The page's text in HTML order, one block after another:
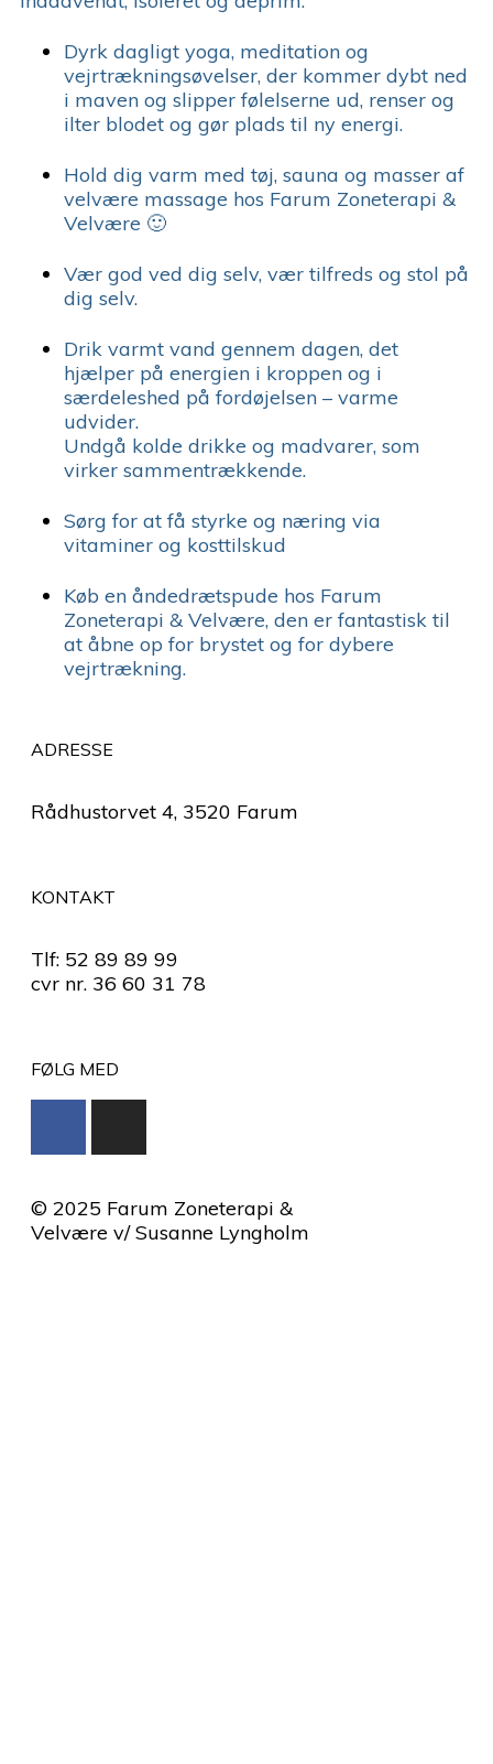
Dyrk dagligt yoga, meditation og
vejrtrækningsøvelser, der kommer dybt ned
i maven og slipper følelserne ud, renser og
ilter blodet og gør plads til ny energi.
Hold dig varm med tøj, sauna og masser af
velvære massage hos Farum Zoneterapi &
Velvære 🙂
Vær god ved dig selv, vær tilfreds og stol på
dig selv.
Drik varmt vand gennem dagen, det
hjælper på energien i kroppen og i
særdeleshed på fordøjelsen – varme
udvider.
Undgå kolde drikke og madvarer, som
virker sammentrækkende.
Sørg for at få styrke og næring via
vitaminer og kosttilskud
Køb en åndedrætspude hos Farum
Zoneterapi & Velvære, den er fantastisk til
at åbne op for brystet og for dybere
vejrtrækning.
ADRESSE
Rådhustorvet 4, 3520 Farum
KONTAKT
Tlf: 52 89 89 99
cvr nr. 36 60 31 78
FØLG MED
© 2025 Farum Zoneterapi &
Velvære v/ Susanne Lyngholm